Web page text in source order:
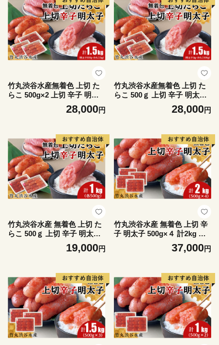
竹丸渋谷水産無着色 上切 た
らこ 500g×2 上切 辛子 明太
子 500g 計1.5kg おかず 海鮮
魚卵 白老 北海道 タラコ
28,000円
竹丸渋谷水産無着色 上切 た
らこ 500ｇ 上切 辛子 明太子
500g×2 計1.5kg おかず 海鮮
魚卵 白老 北海道 タラコ
28,000円
竹丸渋谷水産 無着色 上切 た
らこ 500ｇ 上切 辛子 明太子
500ｇ 計１kｇ おかず 海鮮 魚
卵 白老 北海道 タラコ19,000円
竹丸渋谷水産 無着色 上切 辛
子 明太子 500g×４ 計2kg お
かず 海鮮 魚卵 白老 北海道
37,000円